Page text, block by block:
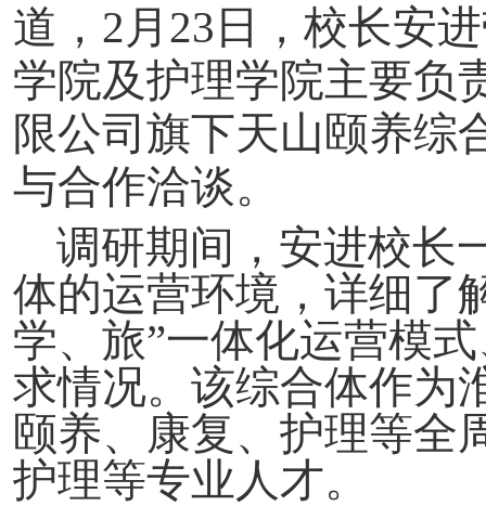
道， 2月 23 日，校长安
学院及护理学院主要负
限公司旗下天山颐养综
与合作洽谈。
调研期间，安进校长
体的运营环境，详细了
学、旅”一体化运营模
求情况。该综合体作为
颐养、康复、护理等全
护理等专业人才。